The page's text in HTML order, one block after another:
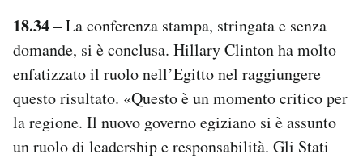
18.34– La conferenza stampa, stringata e senza
domande, si è conclusa. Hillary Clinton ha molto
enfatizzato il ruolo nell’Egitto nel raggiungere
questo risultato. «Questo è un momento critico per
la regione. Il nuovo governo egiziano si è assunto
un ruolo di leadership e responsabilità. Gli Stati